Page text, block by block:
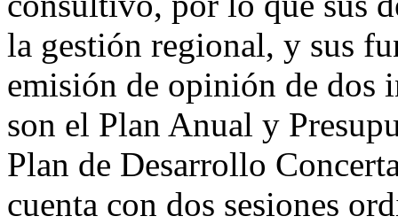
la gestión regional, y sus
emisión de opinión de dos
son el Plan Anual y
Plan de Desarrollo
cuenta con dos sesiones